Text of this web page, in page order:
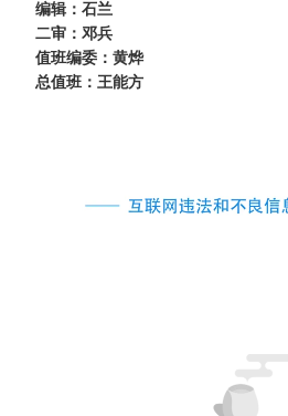
编辑：石兰
二审：邓兵
值班编委：黄烨
总值班：王能方